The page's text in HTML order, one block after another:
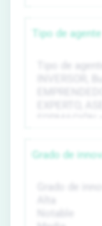
Tipo de agente
Grado de